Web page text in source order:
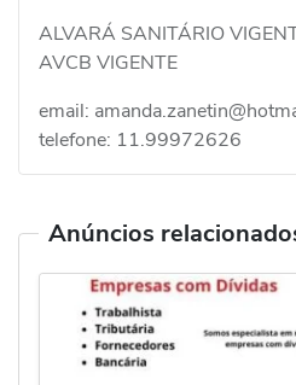
ALVARÁ SANITÁRIO
AVCB VIGENTE
email:
telefone: 11.99972626
Anúncios